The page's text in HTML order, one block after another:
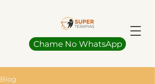
Chame No WhatsApp
Blog